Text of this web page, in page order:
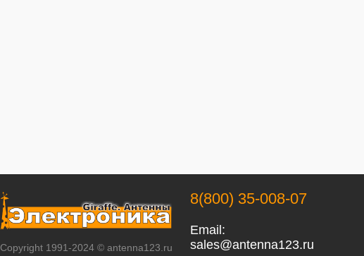
Copyright 1991-2024 © antenna123.ru
8(800) 35-008-07
Email:
sales@antenna123.ru